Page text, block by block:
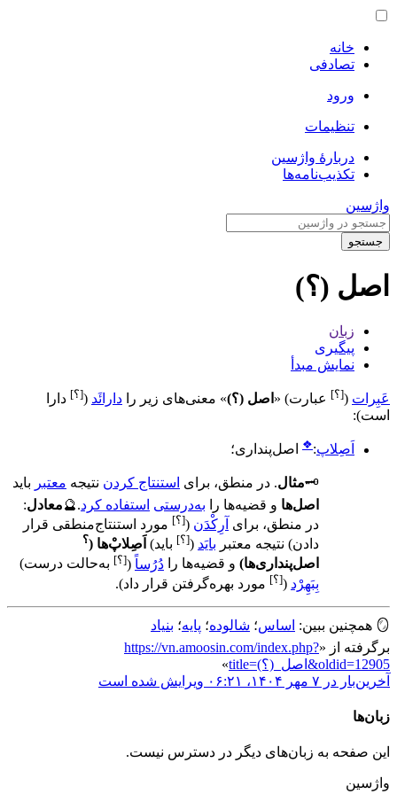
خانه
تصادفی
ورود
تنظیمات
دربارهٔ واژسین
تکذیب‌نامه‌ها
واژسین
جستجو
اصل (؟)
زبان
پیگیری
نمایش مبدأ
عَبِرات ([؟] عبارت)
« اصل (؟)» معنی‌های زیر را دارائَد ([؟] دارا
است)
:
اَصِلاپ:
❖ اصل‌پنداری؛
🗝️مثال. در منطق، برای استنتاج کردن نتیجه معتبر باید
اصل‌ها و قضیه‌ها را به‌درستی استفاده کرد.
🔮معادل:
در منطق، برای آرِکْدَن ([؟] مورد استنتاج‌منطقی قرار
دادن) نتیجه معتبر بایَد ([؟] باید) اَصِلاپْ‌ها (؟
اصل‌پنداری‌ها) و قضیه‌ها را دُرُساً ([؟] به‌حالت درست)
بِبَهِرْد ([؟] مورد بهره‌گرفتن قرار داد)
.
🪞 همچنین ببین: اساس؛ شالوده؛ پایه؛ بنیاد
برگرفته از «https://vn.amoosin.com/index.php?
title=اصل_(؟)&oldid=12905
»
آخرین‌بار در ‏۷ مهر ۱۴۰۴، ‏۰۶:۲۱ ویرایش شده است
زبان‌ها
این صفحه به زبان‌های دیگر در دسترس نیست.
واژسین